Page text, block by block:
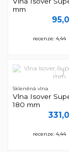
mm
recenze:
Skleněná vlna
Vlna Isover
180 mm
recenze: